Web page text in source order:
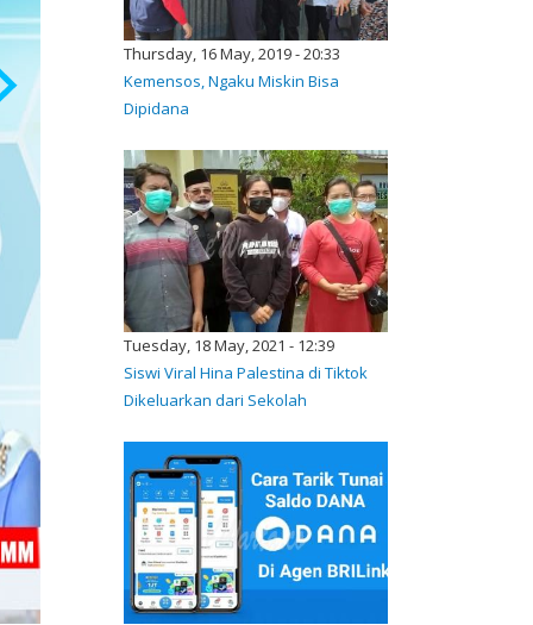
Thursday, 16 May, 2019 - 20:33
Kemensos, Ngaku Miskin Bisa
Dipidana
Tuesday, 18 May, 2021 - 12:39
Siswi Viral Hina Palestina di Tiktok
Dikeluarkan dari Sekolah